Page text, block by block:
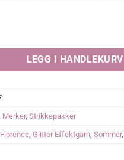
LEGG I HANDLEKURV
Merker, Strikkepakker
Glitter Effektgarn Sommer,